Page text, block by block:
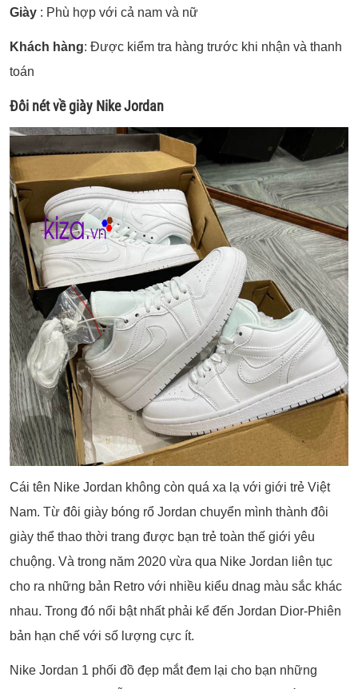
Giày : Phù hợp với cả nam và nữ
Khách hàng: Được kiểm tra hàng trước khi nhận và thanh
toán
Đôi nét về giày Nike Jordan
Cái tên Nike Jordan không còn quá xa lạ với giới trẻ Việt
Nam. Từ đôi giày bóng rổ Jordan chuyển mình thành đôi
giày thể thao thời trang được bạn trẻ toàn thế giới yêu
chuộng. Và trong năm 2020 vừa qua Nike Jordan liên tục
cho ra những bản Retro với nhiều kiểu dnag màu sắc khác
nhau. Trong đó nổi bật nhất phải kể đến Jordan Dior-Phiên
bản hạn chế với số lượng cực ít.
Nike Jordan 1 phối đồ đẹp mắt đem lại cho bạn những